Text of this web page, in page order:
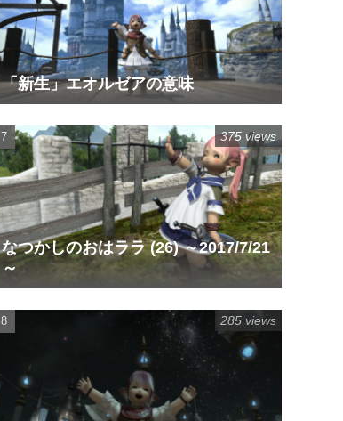
「新生」エオルゼアの意味
なつかしのおはララ (26) ～2017/7/21
～
375 views
285 views